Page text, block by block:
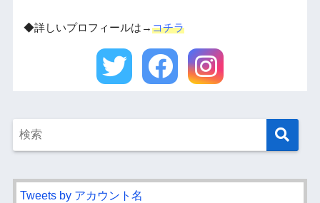
◆詳しいプロフィールは→コチラ
Tweets by アカウント名